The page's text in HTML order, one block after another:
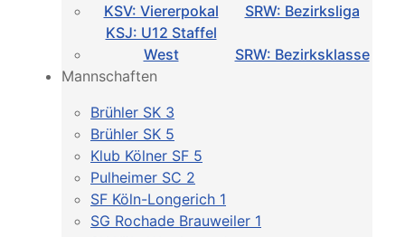
KSV: Viererpokal
SRW: Bezirksliga
KSJ: U12 Staffel
West
SRW: Bezirksklasse
Mannschaften
Brühler SK 3
Brühler SK 5
Klub Kölner SF 5
Pulheimer SC 2
SF Köln-Longerich 1
SG Rochade Brauweiler 1